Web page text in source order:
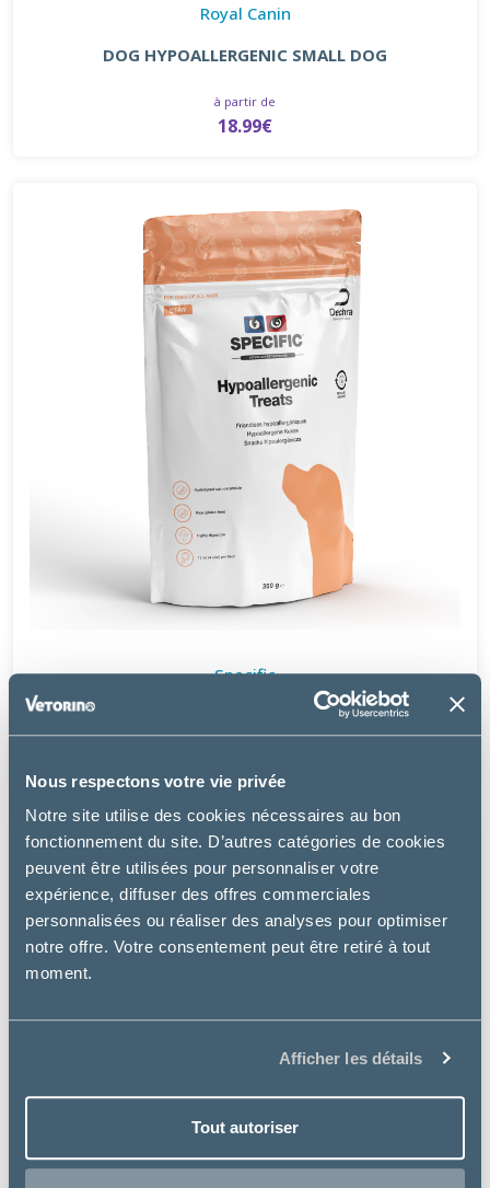
Nous respectons votre vie privée
Notre site utilise des cookies nécessaires au bon
fonctionnement du site. D’autres catégories de cookies
peuvent être utilisées pour personnaliser votre
expérience, diffuser des offres commerciales
personnalisées ou réaliser des analyses pour optimiser
notre offre. Votre consentement peut être retiré à tout
moment.
Afficher les détails
Tout autoriser
Royal Canin
DOG HYPOALLERGENIC SMALL DOG
à partir de
18.99€
Specific
HYPOALLERGENIC TREATS – FRIANDISES CHIEN